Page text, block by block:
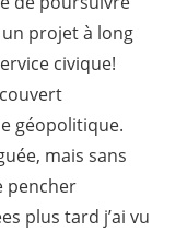
projet à long
civique!
géopolitique.
mais sans
pencher
plus tard j’ai vu